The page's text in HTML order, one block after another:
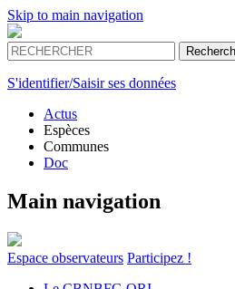
Skip to main navigation
S'identifier/Saisir ses données
Actus
Espèces
Communes
Doc
Main navigation
Espace observateurs Participez !